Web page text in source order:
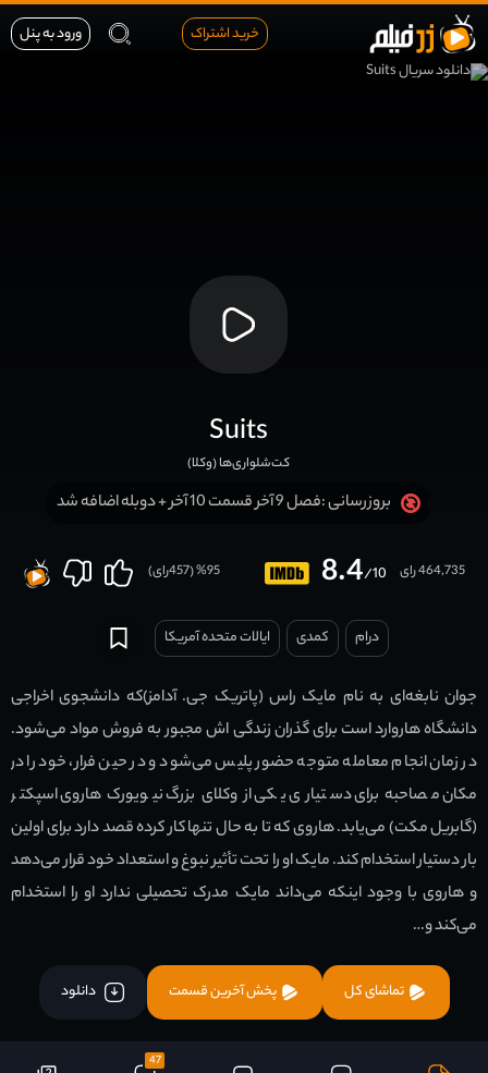
خرید اشتراک ورود به پنل
Suits
کت‌شلواری‌ها (وکلا)
بروزرسانی :فصل 9 آخر قسمت 10 آخر + دوبله اضافه شد
8.4/10 464,735 رای 95
% (
457رای)
درام کمدی ایالات متحده آمریکا
جوان نابغه‌ای به نام مایک راس (پاتریک جی. آدامز)که دانشجوی اخراجی
دانشگاه هاروارد است برای گذران زندگی اش مجبور به فروش مواد می‌شود.
در زمان انجام معامله متوجه حضور پلیس می‌شود و در حین فرار، خود را در
مکان مصاحبه برای دستیاری یکی از وکلای بزرگ نیویورک هاروی اسپکتر
(گابریل مکت) می‌یابد. هاروی که تا به حال تنها کار کرده قصد دارد برای اولین
بار دستیار استخدام کند. مایک او را تحت تأثیر نبوغ و استعداد خود قرار می‌دهد
و هاروی با وجود اینکه می‌داند مایک مدرک تحصیلی ندارد او را استخدام
می‌کند و…
تماشای کل پخش آخرین قسمت دانلود
47